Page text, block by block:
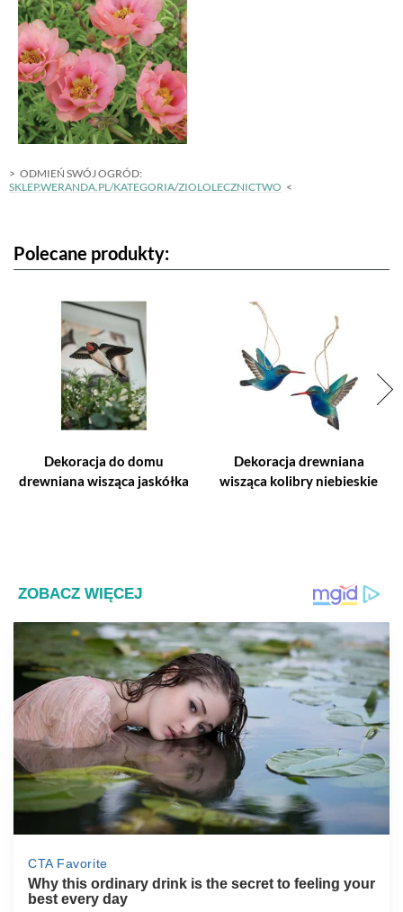
ODMIEŃ SWÓJ OGRÓD:
SKLEP.WERANDA.PL/KATEGORIA/ZIOLOLECZNICTWO
Polecane produkty:
Dekoracja do domu
drewniana wisząca jaskółka
Dekoracja drewniana
wisząca kolibry niebieskie